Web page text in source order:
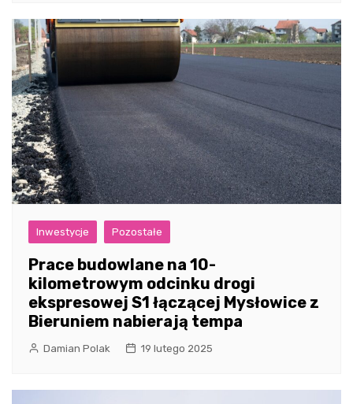
Inwestycje Pozostałe
Prace budowlane na 10-
kilometrowym odcinku drogi
ekspresowej S1 łączącej Mysłowice z
Bieruniem nabierają tempa
Damian Polak 19 lutego 2025